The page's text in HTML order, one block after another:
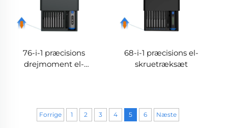
76-i-1 præcisions
drejmoment el-
68-i-1 præcisions el-
skruetræksæt
Forrige 1 2 3 4 5 6 Næste